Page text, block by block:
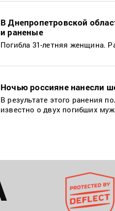
В Днепропетровской
и раненые
Погибла 31-летняя женщина.
Ночью россияне нанесли
В результате этого ранения
известно о двух погибших